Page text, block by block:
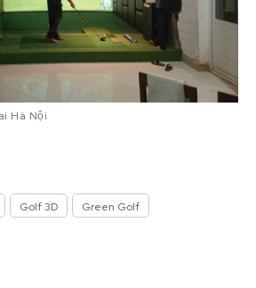
Hà Nội
Golf 3D Green Golf